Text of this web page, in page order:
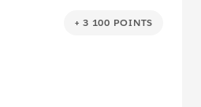
+ 3 100 POINTS